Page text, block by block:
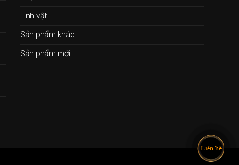
Liên hệ
Linh vật
Sản phẩm khác
Sản phẩm mới